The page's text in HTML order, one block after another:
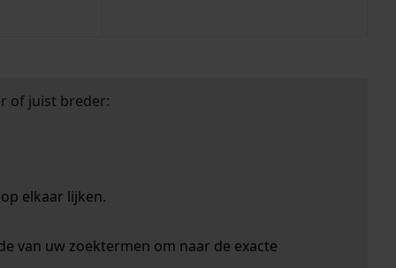
of juist breder:
elkaar lijken.
van uw zoektermen om naar de exacte